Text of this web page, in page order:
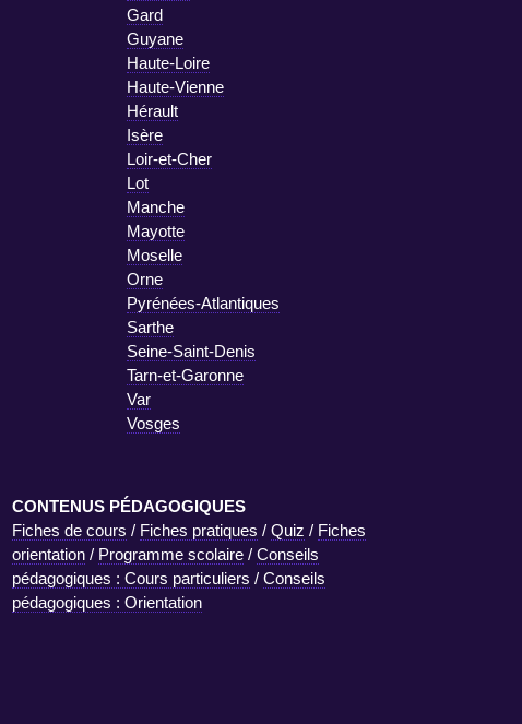
Gard
Guyane
Haute-Loire
Haute-Vienne
Hérault
Isère
Loir-et-Cher
Lot
Manche
Mayotte
Moselle
Orne
Pyrénées-Atlantiques
Sarthe
Seine-Saint-Denis
Tarn-et-Garonne
Var
Vosges
CONTENUS PÉDAGOGIQUES
Fiches de cours / Fiches pratiques / Quiz / Fiches
orientation / Programme scolaire / Conseils
pédagogiques : Cours particuliers / Conseils
pédagogiques : Orientation